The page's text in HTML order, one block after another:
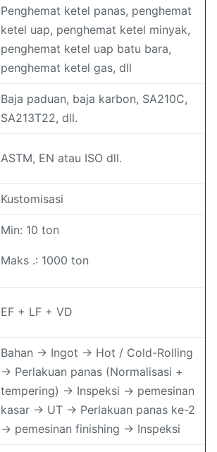
Penghemat ketel panas, penghemat
ketel uap, penghemat ketel minyak,
penghemat ketel uap batu bara,
penghemat ketel gas, dll
Baja paduan, baja karbon, SA210C,
SA213T22, dll.
ASTM, EN atau ISO dll.
Kustomisasi
Min: 10 ton
Maks .: 1000 ton
EF + LF + VD
Bahan → Ingot → Hot / Cold-Rolling
→ Perlakuan panas (Normalisasi +
tempering) → Inspeksi → pemesinan
kasar → UT → Perlakuan panas ke-2
→ pemesinan finishing → Inspeksi